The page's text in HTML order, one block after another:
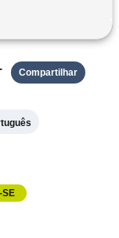
Compartilhar
SE